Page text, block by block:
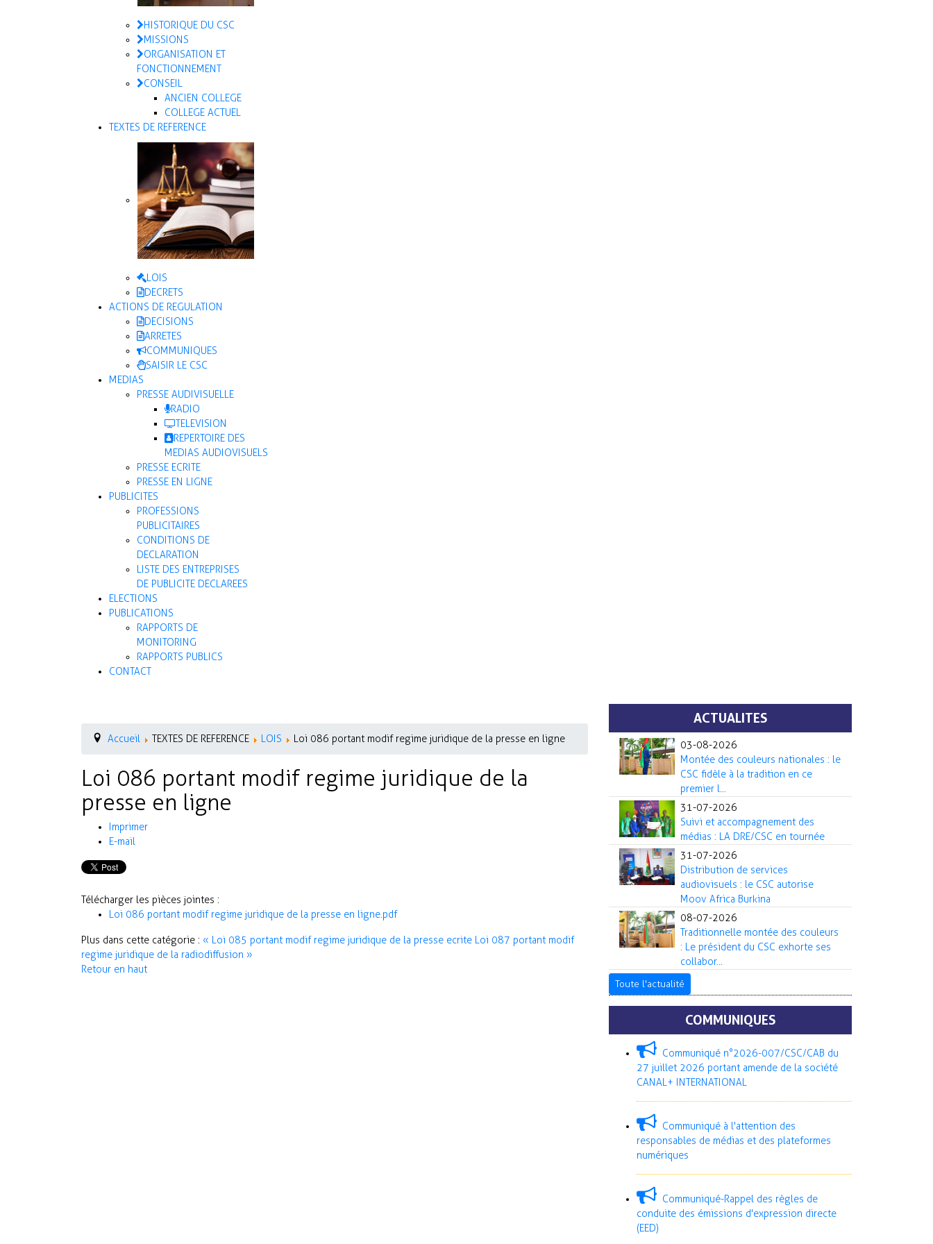
HISTORIQUE DU CSC
MISSIONS
ORGANISATION ET
FONCTIONNEMENT
CONSEIL
ANCIEN COLLEGE
COLLEGE ACTUEL
TEXTES DE REFERENCE
LOIS
DECRETS
ACTIONS DE REGULATION
DECISIONS
ARRETES
COMMUNIQUES
SAISIR LE CSC
MEDIAS
PRESSE AUDIVISUELLE
RADIO
TELEVISION
REPERTOIRE DES
MEDIAS AUDIOVISUELS
PRESSE ECRITE
PRESSE EN LIGNE
PUBLICITES
PROFESSIONS
PUBLICITAIRES
CONDITIONS DE
DECLARATION
LISTE DES ENTREPRISES
DE PUBLICITE DECLAREES
ELECTIONS
PUBLICATIONS
RAPPORTS DE
MONITORING
RAPPORTS PUBLICS
CONTACT
Accueil TEXTES DE REFERENCE LOIS Loi 086 portant modif regime juridique de la presse en ligne
Loi 086 portant modif regime juridique de la
presse en ligne
Imprimer
E-mail
Télécharger les pièces jointes :
Loi 086 portant modif regime juridique de la presse en ligne.pdf
Plus dans cette catégorie : « Loi 085 portant modif regime juridique de la presse ecrite Loi 087 portant modif
regime juridique de la radiodiffusion »
Retour en haut
ACTUALITES
03-08-2026
Montée des couleurs nationales : le
CSC fidèle à la tradition en ce
premier l...
31-07-2026
Suivi et accompagnement des
médias : LA DRE/CSC en tournée
31-07-2026
Distribution de services
audiovisuels : le CSC autorise
Moov Africa Burkina
08-07-2026
Traditionnelle montée des couleurs
: Le président du CSC exhorte ses
collabor...
Toute l'actualité
COMMUNIQUES
Communiqué n°2026-007/CSC/CAB du
27 juillet 2026 portant amende de la société
CANAL+ INTERNATIONAL
Communiqué à l'attention des
responsables de médias et des plateformes
numériques
Communiqué-Rappel des règles de
conduite des émissions d'expression directe
(EED)